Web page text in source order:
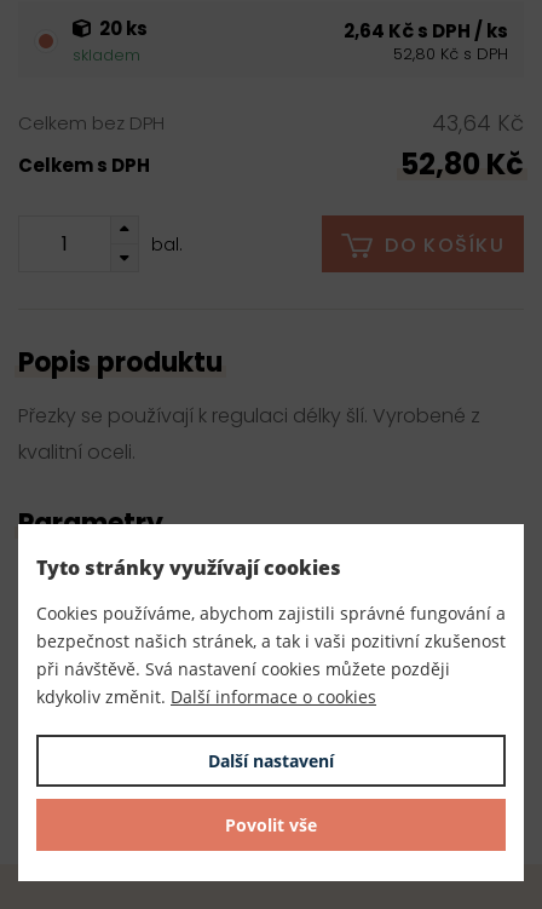
20 ks
skladem
2,64 Kč s DPH / ks
52,80 Kč s DPH
Celkem bez DPH 43,64 Kč
Celkem s DPH 52,80 Kč
bal. DO KOŠÍKU
Popis produktu
Přezky se používají k regulaci délky šlí. Vyrobené z
kvalitní oceli.
Parametry
Číslo produktu:
070178
Výrobce
Český výrobce
TKACZIK s.r.o.
Tyto stránky využívají cookies
Cookies používáme, abychom zajistili správné fungování a
bezpečnost našich stránek, a tak i vaši pozitivní zkušenost
při návštěvě. Svá nastavení cookies můžete později
kdykoliv změnit. Další informace o cookies
Další nastavení
Povolit vše